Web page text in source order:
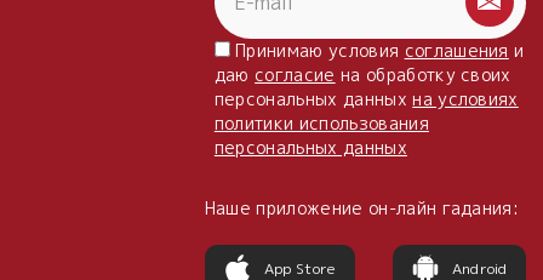
Принимаю условия соглашения и
даю согласие на обработку своих
персональных данныхна условиях
политики использования
персональных данных
Наше приложение он-лайн гадания:
App Store Android